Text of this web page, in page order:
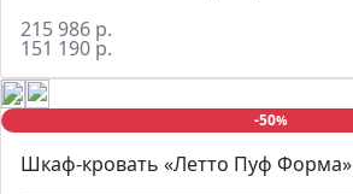
215 986 р.
151 190 р.
-50%
Шкаф-кровать «Летто Пуф Форма»